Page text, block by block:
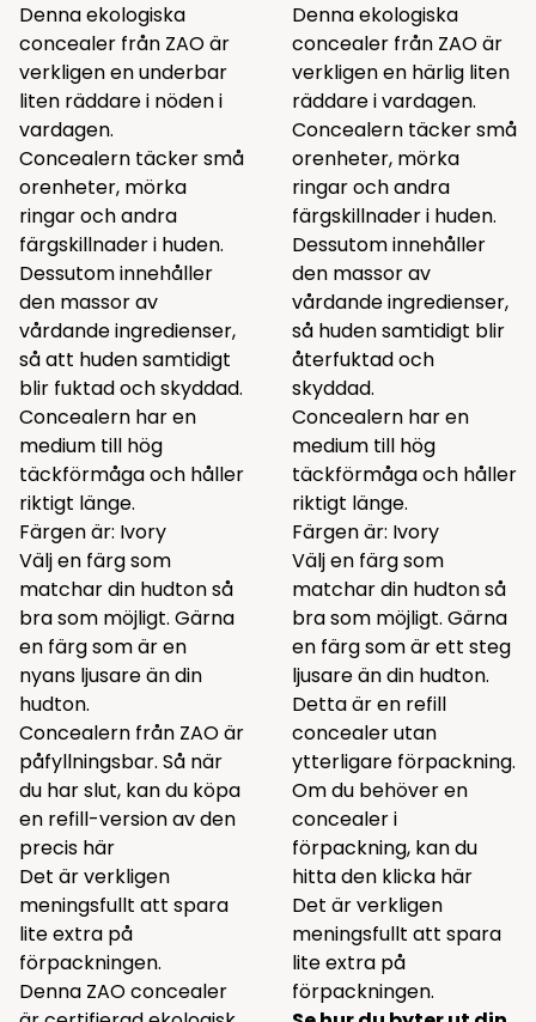
Denna ekologiska
concealer från ZAO är
verkligen en underbar
liten räddare i nöden i
vardagen.
Concealern täcker små
orenheter, mörka
ringar och andra
färgskillnader i huden.
Dessutom innehåller
den massor av
vårdande ingredienser,
så att huden samtidigt
blir fuktad och skyddad.
Concealern har en
medium till hög
täckförmåga och håller
riktigt länge.
Färgen är: Ivory
Välj en färg som
matchar din hudton så
bra som möjligt. Gärna
en färg som är en
nyans ljusare än din
hudton.
Concealern från ZAO är
påfyllningsbar. Så när
du har slut, kan du köpa
en refill-version av den
precis här
Det är verkligen
meningsfullt att spara
lite extra på
förpackningen.
Denna ZAO concealer
Denna ekologiska
concealer från ZAO är
verkligen en härlig liten
räddare i vardagen.
Concealern täcker små
orenheter, mörka
ringar och andra
färgskillnader i huden.
Dessutom innehåller
den massor av
vårdande ingredienser,
så huden samtidigt blir
återfuktad och
skyddad.
Concealern har en
medium till hög
täckförmåga och håller
riktigt länge.
Färgen är: Ivory
Välj en färg som
matchar din hudton så
bra som möjligt. Gärna
en färg som är ett steg
ljusare än din hudton.
Detta är en refill
concealer utan
ytterligare förpackning.
Om du behöver en
concealer i
förpackning, kan du
hitta den klicka här
Det är verkligen
meningsfullt att spara
lite extra på
förpackningen.